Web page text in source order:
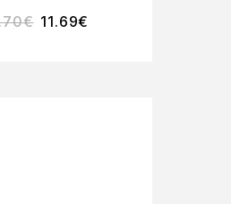
€ 11.69€